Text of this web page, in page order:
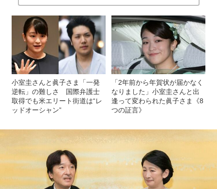
小室圭さんと眞子さま「一発
逆転」の難しさ 国際弁護士
取得でも米エリート街道は“レ
ッドオーシャン”
「2年前から年賀状が届かなく
なりました」小室圭さんと出
逢って変わられた眞子さま《8
つの証言》